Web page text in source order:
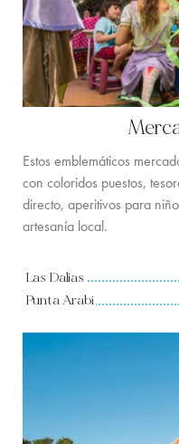
Estos emblemáticos
con coloridos puestos,
directo, aperitivos para
artesanía local.
Las Dalias
Punta Arabi